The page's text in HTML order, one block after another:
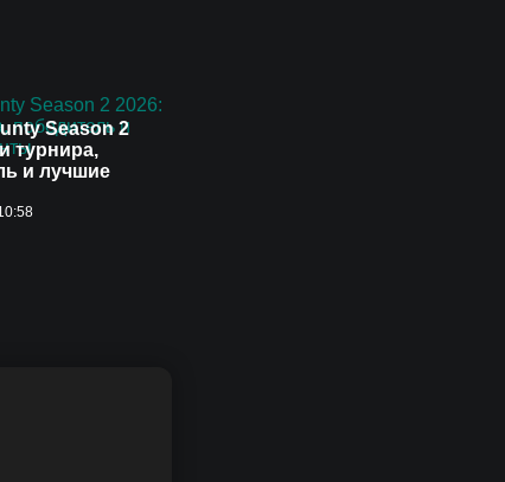
Season 2
турнира,
и лучшие